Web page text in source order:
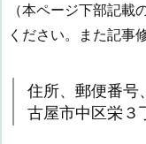
（本ページ下部記
ください。また記事
住所、郵便番
古屋市中区栄３